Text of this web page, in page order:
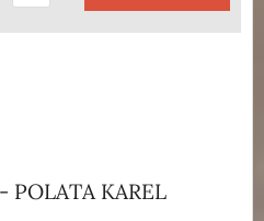
POLATA KAREL